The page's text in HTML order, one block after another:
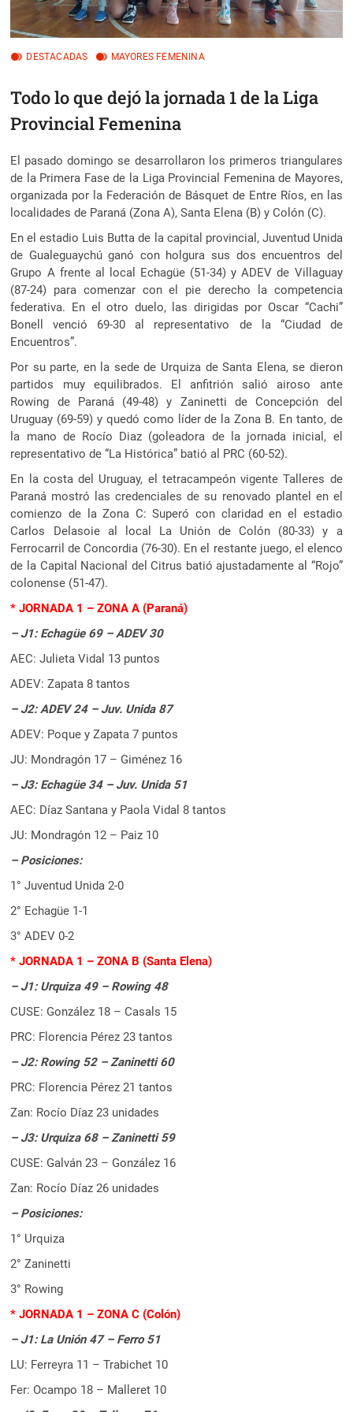
DESTACADAS MAYORES FEMENINA
Todo lo que dejó la jornada 1 de la Liga
Provincial Femenina
El pasado domingo se desarrollaron los primeros triangulares
de la Primera Fase de la Liga Provincial Femenina de Mayores,
organizada por la Federación de Básquet de Entre Ríos, en las
localidades de Paraná (Zona A), Santa Elena (B) y Colón (C).
En el estadio Luis Butta de la capital provincial, Juventud Unida
de Gualeguaychú ganó con holgura sus dos encuentros del
Grupo A frente al local Echagüe (51-34) y ADEV de Villaguay
(87-24) para comenzar con el pie derecho la competencia
federativa. En el otro duelo, las dirigidas por Oscar “Cachi”
Bonell venció 69-30 al representativo de la “Ciudad de
Encuentros”.
Por su parte, en la sede de Urquiza de Santa Elena, se dieron
partidos muy equilibrados. El anfitrión salió airoso ante
Rowing de Paraná (49-48) y Zaninetti de Concepción del
Uruguay (69-59) y quedó como líder de la Zona B. En tanto, de
la mano de Rocío Diaz (goleadora de la jornada inicial, el
representativo de “La Histórica” batió al PRC (60-52).
En la costa del Uruguay, el tetracampeón vigente Talleres de
Paraná mostró las credenciales de su renovado plantel en el
comienzo de la Zona C: Superó con claridad en el estadio
Carlos Delasoie al local La Unión de Colón (80-33) y a
Ferrocarril de Concordia (76-30). En el restante juego, el elenco
de la Capital Nacional del Citrus batió ajustadamente al “Rojo”
colonense (51-47).
* JORNADA 1 – ZONA A (Paraná)
– J1: Echagüe 69 – ADEV 30
AEC: Julieta Vidal 13 puntos
ADEV: Zapata 8 tantos
– J2: ADEV 24 – Juv. Unida 87
ADEV: Poque y Zapata 7 puntos
JU: Mondragón 17 – Giménez 16
– J3: Echagüe 34 – Juv. Unida 51
AEC: Díaz Santana y Paola Vidal 8 tantos
JU: Mondragón 12 – Paiz 10
– Posiciones:
1° Juventud Unida 2-0
2° Echagüe 1-1
3° ADEV 0-2
* JORNADA 1 – ZONA B (Santa Elena)
– J1: Urquiza 49 – Rowing 48
CUSE: González 18 – Casals 15
PRC: Florencia Pérez 23 tantos
– J2: Rowing 52 – Zaninetti 60
PRC: Florencia Pérez 21 tantos
Zan: Rocío Díaz 23 unidades
– J3: Urquiza 68 – Zaninetti 59
CUSE: Galván 23 – González 16
Zan: Rocío Díaz 26 unidades
– Posiciones:
1° Urquiza
2° Zaninetti
3° Rowing
* JORNADA 1 – ZONA C (Colón)
– J1: La Unión 47 – Ferro 51
LU: Ferreyra 11 – Trabichet 10
Fer: Ocampo 18 – Malleret 10